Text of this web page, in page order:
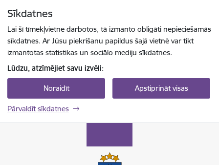
Sīkdatnes
Lai šī tīmekļvietne darbotos, tā izmanto obligāti nepieciešamās
sīkdatnes. Ar Jūsu piekrišanu papildus šajā vietnē var tikt
izmantotas statistikas un sociālo mediju sīkdatnes.
Lūdzu, atzīmējiet savu izvēli:
Noraidīt Apstiprināt visas
Pārvaldīt sīkdatnes